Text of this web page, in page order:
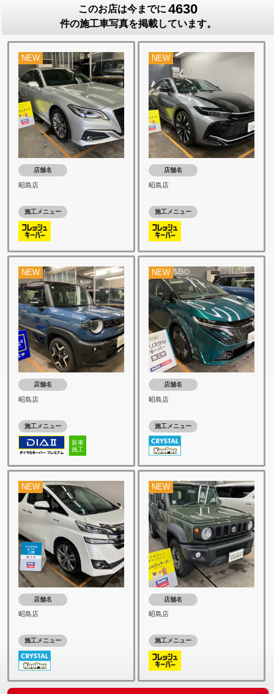
このお店は今までに 4630
件の施工車写真を掲載しています。
NEW
店舗名
昭島店
施工メニュー
NEW
店舗名
昭島店
施工メニュー
NEW
店舗名
昭島店
施工メニュー
新車
施工
NEW
店舗名
昭島店
施工メニュー
NEW
店舗名
昭島店
施工メニュー
NEW
店舗名
昭島店
施工メニュー